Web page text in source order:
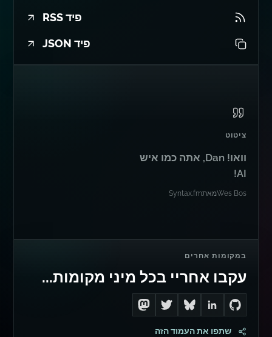
פיד RSS
פיד JSON
ציטוט
וואו! Dan, אתה כמו איש
AI!
Wes BosמאתSyntax.fm
במקומות אחרים
עקבו אחריי בכל מיני מקומות...
Go to Dan's GitHub
Connect with me on LinkedIn
Follow me on Bluesky
Follow me on Twitter
Follow me on Mastodon
שתפו את העמוד הזה